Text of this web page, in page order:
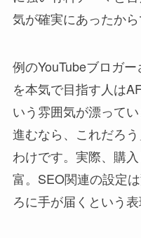
気が確実にあったから
例のYouTubeブロガ
を本気で目指す人は
いう雰囲気が漂って
進むなら、これだろ
わけです。実際、購
富。SEO関連の設定
ろに手が届くという